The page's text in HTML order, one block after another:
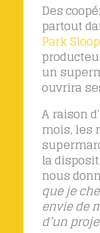
Des
partout
Park
un
ouvrira
A raison
mois, les
la
nous
que je
envie de
d’un